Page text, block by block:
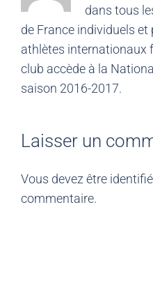
dans tous
de France individuels
athlètes internationaux
club accède à la
saison 2016-2017.
Laisser un
Vous devez être identifié
commentaire.